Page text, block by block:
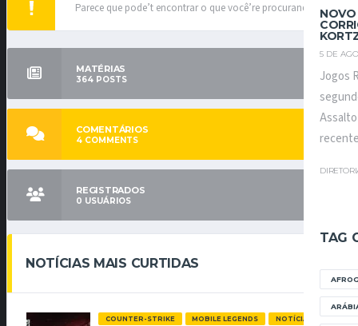
5 DE
Jogos
TAG
Parece que pode’t encontrar o que você’re procurando.
MATÉRIAS
364 POSTS
COMENTÁRIOS
4 COMMENTS
REGISTRADOS
0 USUÁRIOS
NOTÍCIAS MAIS CURTIDAS
COUNTER-STRIKE MOBILE LEGENDS NOTÍCIAS